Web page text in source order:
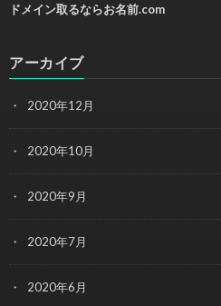
ドメイン取るならお名前.com
アーカイブ
2020年12月
2020年10月
2020年9月
2020年7月
2020年6月